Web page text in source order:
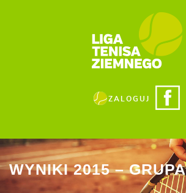
ZALOGUJ
WYNIKI 2015 – GRUPA